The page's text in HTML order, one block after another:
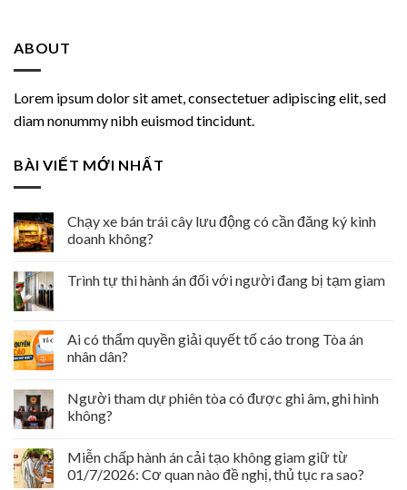
ABOUT
Lorem ipsum dolor sit amet, consectetuer adipiscing elit, sed
diam nonummy nibh euismod tincidunt.
BÀI VIẾT MỚI NHẤT
Chạy xe bán trái cây lưu động có cần đăng ký kinh
doanh không?
Trình tự thi hành án đối với người đang bị tạm giam
Ai có thẩm quyền giải quyết tố cáo trong Tòa án
nhân dân?
Người tham dự phiên tòa có được ghi âm, ghi hình
không?
Miễn chấp hành án cải tạo không giam giữ từ
01/7/2026: Cơ quan nào đề nghị, thủ tục ra sao?